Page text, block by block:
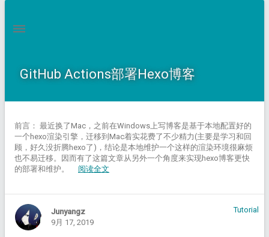
GitHub Actions部署Hexo博客
前言： 最近换了Mac，之前在Windows上写博客是基于本地配置好的
一个hexo渲染引擎，迁移到Mac着实花费了不少精力(主要是学习和回
顾，好久没折腾hexo了)，结论是本地维护一个这样的渲染环境很麻烦
也不易迁移。因而有了这篇文章从另外一个角度来实现hexo博客更快
的部署和维护。 阅读全文
Junyangz
9月 17, 2019
Tutorial